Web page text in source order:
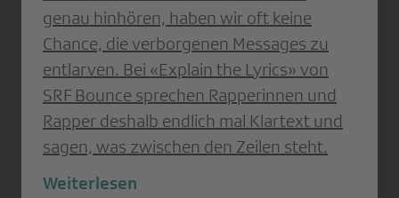
genau hinhören, haben wir oft keine
Chance, die verborgenen Messages zu
entlarven. Bei «Explain the Lyrics» von
SRF Bounce sprechen Rapperinnen und
Rapper deshalb endlich mal Klartext und
sagen, was zwischen den Zeilen steht.
Weiterlesen